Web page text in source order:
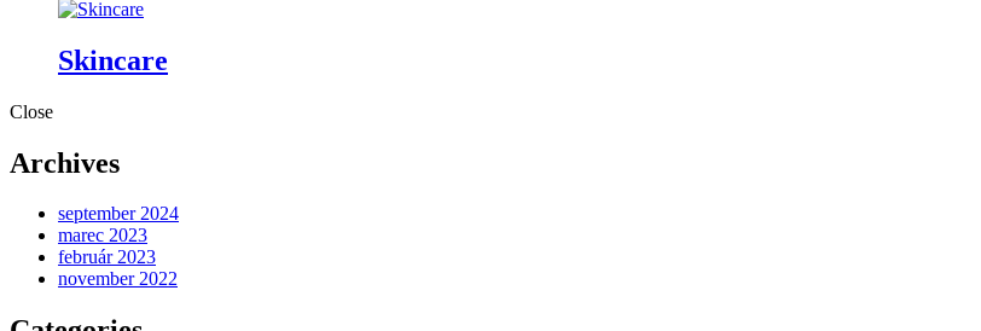
Skincare
Close
Archives
september 2024
marec 2023
február 2023
november 2022